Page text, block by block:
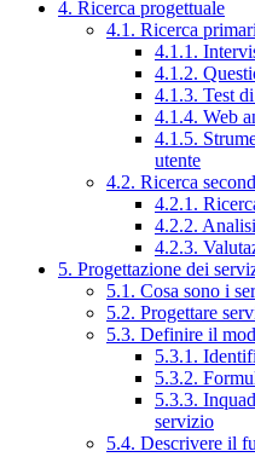
4. Ricerca progettuale
4.1. Ricerca
4.1.1.
4.1.2.
4.1.3. Test
4.1.4. Web
4.1.5.
utente
4.2. Ricerca
4.2.1.
4.2.2.
4.2.3.
5. Progettazione dei
5.1. Cosa sono i
5.2. Progettare
5.3. Definire il
5.3.1.
5.3.2.
5.3.3.
servizio
5.4. Descrivere il